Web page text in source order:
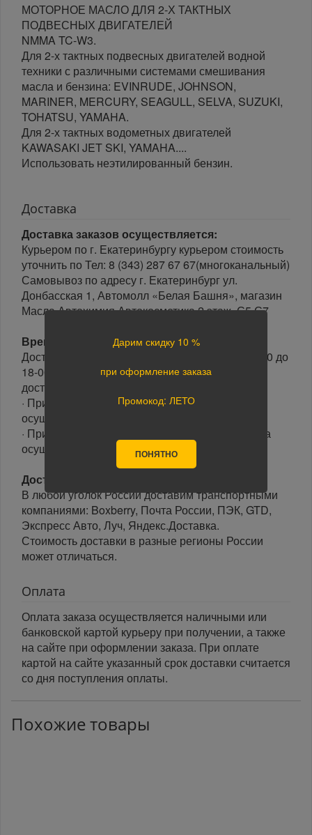
МОТОРНОЕ МАСЛО ДЛЯ 2-Х ТАКТНЫХ
ПОДВЕСНЫХ ДВИГАТЕЛЕЙ
NMMA TC-W3.
Для 2-х тактных подвесных двигателей водной
техники с различными системами смешивания
масла и бензина: EVINRUDE, JOHNSON,
MARINER, MERCURY, SEAGULL, SELVA, SUZUKI,
TOHATSU, YAMAHA.
Для 2-х тактных водометных двигателей
KAWASAKI JET SKI, YAMAHA....
Использовать неэтилированный бензин.
Доставка
Доставка заказов осуществляется:
Курьером по г. Екатеринбургу курьером стоимость
уточнить по Тел: 8 (343) 287 67 67(многоканальный)
Самовывоз по адресу г. Екатеринбург ул.
Донбасская 1, Автомолл «Белая Башня», магазин
Масла Автохимия Автокосметика 2 этаж, С5,С7
Время доставки:
Доставка осуществляется в рабочие дни с 10-00 до
18-00 часов. Минимальный интервал времени
доставки 3 часа.
· При оформлении заказа до 15-00, доставка
осуществляется в день заказа.
· При оформлении заказа после 15-00, доставка
осуществляется на следующий день.
Доставка по России:
В любой уголок России доставим транспортными
компаниями: Boxberry, Почта России, ПЭК, GTD,
Экспресс Авто, Луч, Яндекс.Доставка.
Стоимость доставки в разные регионы России
может отличаться.
Оплата
Оплата заказа осуществляется наличными или
банковской картой курьеру при получении, а также
на сайте при оформлении заказа. При оплате
картой на сайте указанный срок доставки считается
со дня поступления оплаты.
Похожие товары
Дарим скидку 10 %
при оформление заказа
Промокод: ЛЕТО
ПОНЯТНО